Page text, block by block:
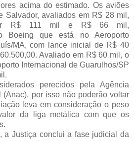
acima do estimado. Os aviões
Salvador, avaliados em R$ 28 mil,
R$ 111 mil e R$ 66 mil,
Boeing que está no Aeroporto
MA, com lance inicial de R$ 40
Avaliado em R$ 60 mil, o
Internacional de Guarulhos/SP
perecidos pela Agência
por isso não poderão voltar
leva em consideração o peso
da liga metálica com que os
a Justiça conclui a fase judicial da